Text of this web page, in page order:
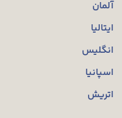
آلمان
ایتالیا
انگلیس
اسپانیا
اتریش